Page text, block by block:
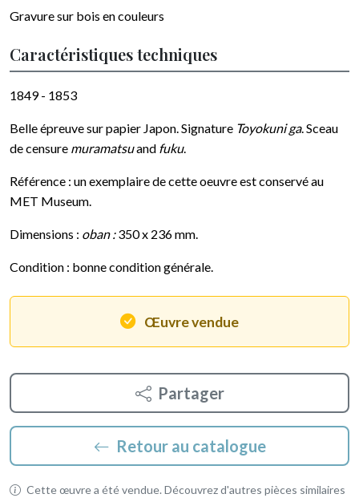
Gravure sur bois en couleurs
Caractéristiques techniques
1849 - 1853
Belle épreuve sur papier Japon. Signature Toyokuni ga. Sceau
de censure muramatsuand fuku.
Référence : un exemplaire de cette oeuvre est conservé au
MET Museum.
Dimensions : oban :350 x 236 mm.
Condition : bonne condition générale.
Œuvre vendue
Partager
Retour au catalogue
Cette œuvre a été vendue. Découvrez d'autres pièces similaires